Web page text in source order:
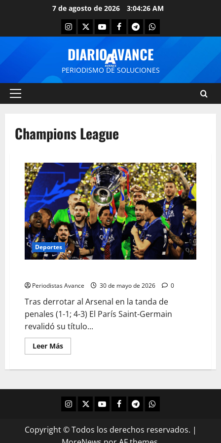
7 de agosto de 2026 3:04:26 AM
DIARIO AVANCE
PERIODISMO DE SOLUCIONES
Champions League
Deportes
Periodistas Avance 30 de mayo de 2026 0
Tras derrotar al Arsenal en la tanda de
penales (1-1; 4-3) El París Saint-Germain
revalidó su título...
Leer Más
Copyright © Todos los derechos reservados. |